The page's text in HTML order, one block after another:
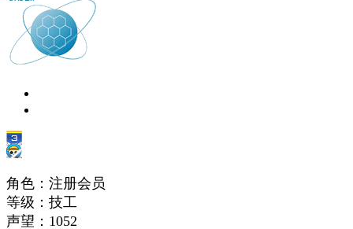
角色：注册会员
等级：技工
声望： 1052